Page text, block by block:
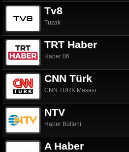
Tv8
Tuzak
TRT Haber
Haber 06
CNN Türk
CNN TÜRK Masası
NTV
Haber Bülteni
A Haber